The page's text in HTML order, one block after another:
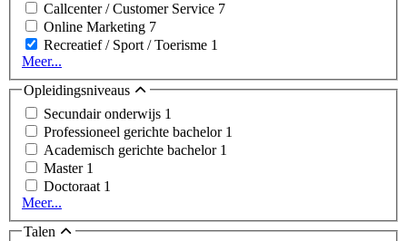
Callcenter / Customer Service 7
Online Marketing 7
Recreatief / Sport / Toerisme 1
Meer...
Opleidingsniveaus
Secundair onderwijs 1
Professioneel gerichte bachelor 1
Academisch gerichte bachelor 1
Master 1
Doctoraat 1
Meer...
Talen